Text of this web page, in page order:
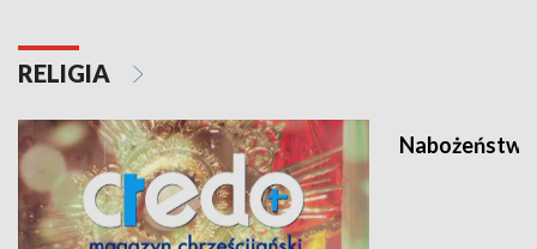
RELIGIA